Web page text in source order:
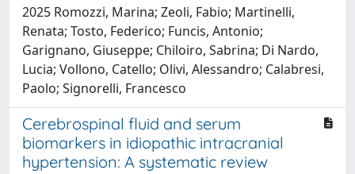
2025 Romozzi, Marina; Zeoli, Fabio; Martinelli,
Renata; Tosto, Federico; Funcis, Antonio;
Garignano, Giuseppe; Chiloiro, Sabrina; Di Nardo,
Lucia; Vollono, Catello; Olivi, Alessandro; Calabresi,
Paolo; Signorelli, Francesco
Cerebrospinal fluid and serum
biomarkers in idiopathic intracranial
hypertension: A systematic review